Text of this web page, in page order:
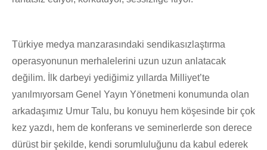
Türkiye medya manzarasındaki sendikasızlaştırma
operasyonunun merhalelerini uzun uzun anlatacak
değilim. İlk darbeyi yediğimiz yıllarda Milliyet’te
yanılmıyorsam Genel Yayın Yönetmeni konumunda olan
arkadaşımız Umur Talu, bu konuyu hem köşesinde bir çok
kez yazdı, hem de konferans ve seminerlerde son derece
dürüst bir şekilde, kendi sorumluluğunu da kabul ederek